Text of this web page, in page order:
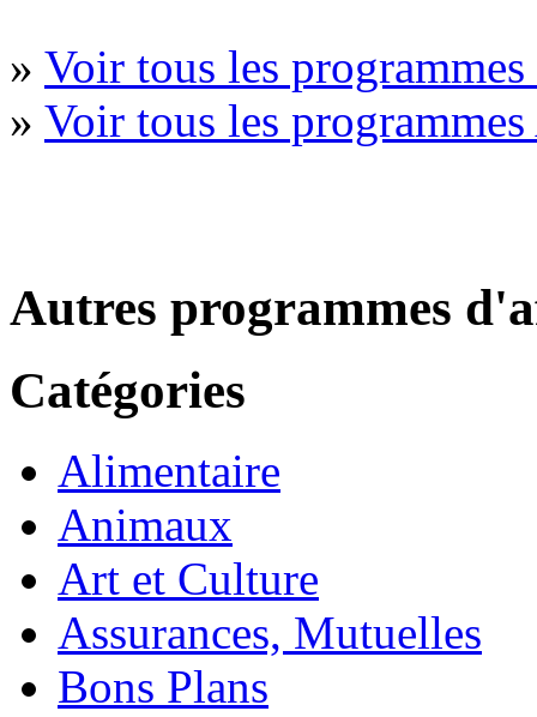
» Voir tous les
» Voir tous les
Autres programmes
Catégories
Alimentaire
Animaux
Art et Culture
Assurances, Mutuelles
Bons Plans